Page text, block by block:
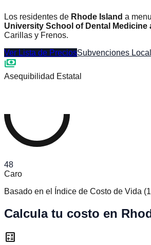
Los residentes de Rhode Island a
University School of Dental
Carillas y Frenos.
Ver Lista de PreciosSubvenciones
payments
Asequibilidad Estatal
48
Caro
Basado en el Índice de Costo de Vida (
Calcula tu costo en
calculate